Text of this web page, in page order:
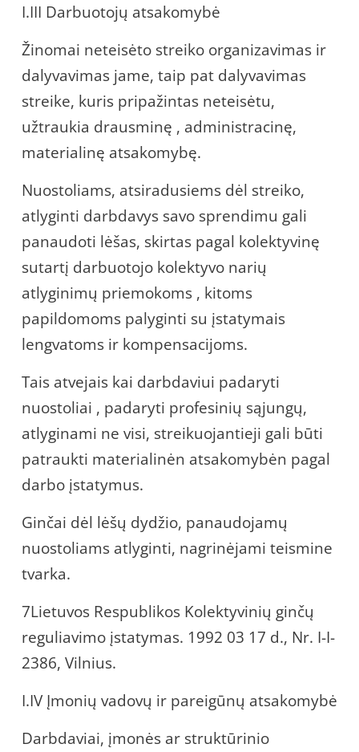
I.III Darbuotojų atsakomybė
Žinomai neteisėto streiko organizavimas ir
dalyvavimas jame, taip pat dalyvavimas
streike, kuris pripažintas neteisėtu,
užtraukia drausminę , administracinę,
materialinę atsakomybę.
Nuostoliams, atsiradusiems dėl streiko,
atlyginti darbdavys savo sprendimu gali
panaudoti lėšas, skirtas pagal kolektyvinę
sutartį darbuotojo kolektyvo narių
atlyginimų priemokoms , kitoms
papildomoms palyginti su įstatymais
lengvatoms ir kompensacijoms.
Tais atvejais kai darbdaviui padaryti
nuostoliai , padaryti profesinių sąjungų,
atlyginami ne visi, streikuojantieji gali būti
patraukti materialinėn atsakomybėn pagal
darbo įstatymus.
Ginčai dėl lėšų dydžio, panaudojamų
nuostoliams atlyginti, nagrinėjami teismine
tvarka.
7Lietuvos Respublikos Kolektyvinių ginčų
reguliavimo įstatymas. 1992 03 17 d., Nr. I-I-
2386, Vilnius.
I.IV Įmonių vadovų ir pareigūnų atsakomybė
Darbdaviai, įmonės ar struktūrinio